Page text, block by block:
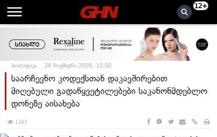
12+
პოლიტიკა 26 ნოემბერი 2009, 15:00
საარჩევნო კოდექსთან დაკავშირებით
მიღებული გადაწყვეტილებები საკანონმდებლო
დონეზე აისახება
1243